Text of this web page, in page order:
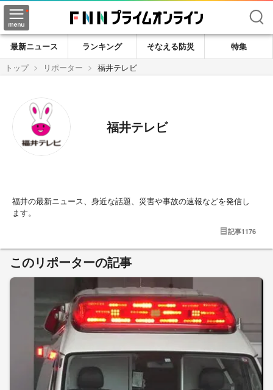
検索
最新ニュース ランキング そなえる防災
特集
トップ
リポーター 福井テレビ
福井テレビ
福井の最新ニュース、身近な話題、災害や事故の速報などを発信し
ます。
記事1176
このリポーターの記事